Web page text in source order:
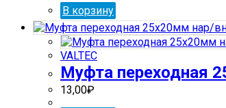
В корзину
VALTEC
Муфта переходная
13,00₽